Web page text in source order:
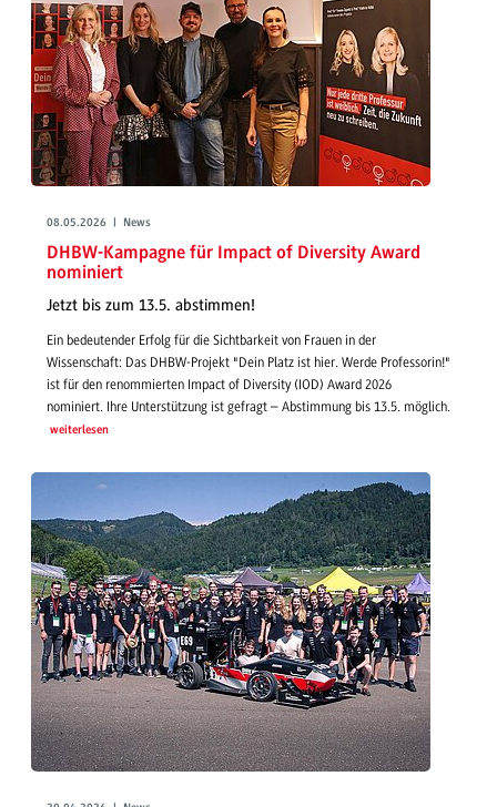
08.05.2026 | News
DHBW-Kampagne für Impact of Diversity Award
nominiert
Jetzt bis zum 13.5. abstimmen!
Ein bedeutender Erfolg für die Sichtbarkeit von Frauen in der
Wissenschaft: Das DHBW-Projekt "Dein Platz ist hier. Werde Professorin!"
ist für den renommierten Impact of Diversity (IOD) Award 2026
nominiert. Ihre Unterstützung ist gefragt – Abstimmung bis 13.5. möglich.
weiterlesen